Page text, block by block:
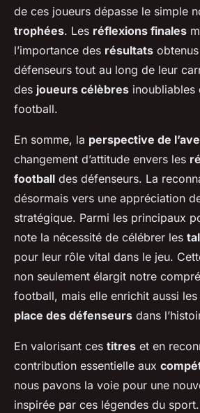
de ces joueurs dépasse le simple
trophées. Les réflexions finales
l’importance des résultats
défenseurs tout au long de leur
des joueurs célèbres inoubliables
football.
En somme, la perspective de
changement d’attitude envers les
football des défenseurs. La
désormais vers une appréciation
stratégique. Parmi les principaux
note la nécessité de célébrer les
pour leur rôle vital dans le jeu.
non seulement élargit notre
football, mais elle enrichit aussi les
place des défenseurs dans
En valorisant ces titres et en
contribution essentielle aux
nous pavons la voie pour une
inspirée par ces légendes du